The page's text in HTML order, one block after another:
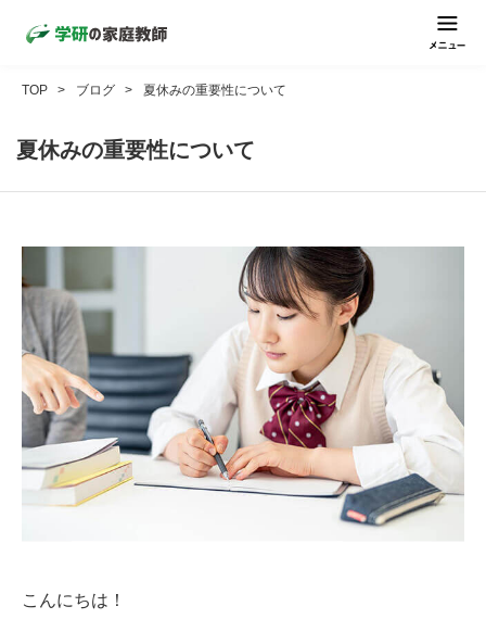
TOP ブログ 夏休みの重要性について
夏休みの重要性について
こんにちは！